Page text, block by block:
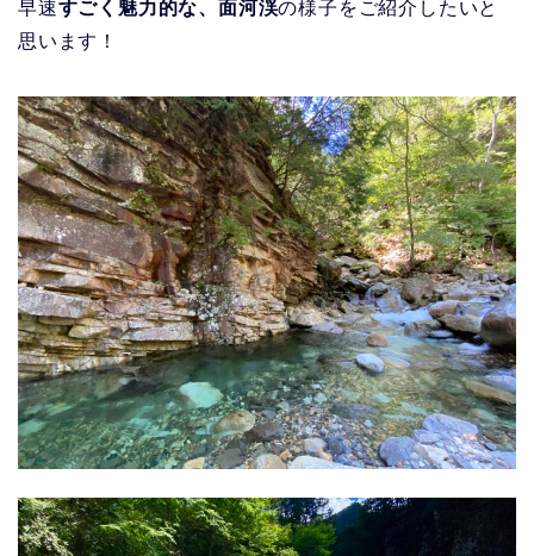
早速すごく魅力的な、面河渓の様子をご紹介したいと
思います！